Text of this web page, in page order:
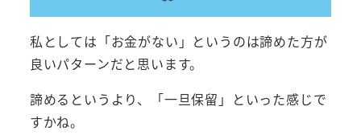
私としては「お金がない」というのは諦めた方が
良いパターンだと思います。
諦めるというより、「一旦保留」といった感じで
すかね。